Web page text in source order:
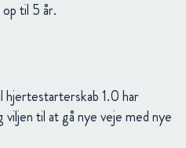
til 5 år.
1.0 har
til at gå nye veje med nye